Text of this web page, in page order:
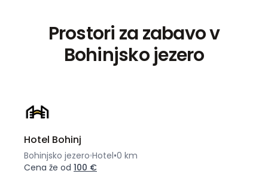
Prostori za zabavo v
Bohinjsko jezero
Hotel Bohinj
Bohinjsko jezero Hotel•0 km
Cena že od 100 €